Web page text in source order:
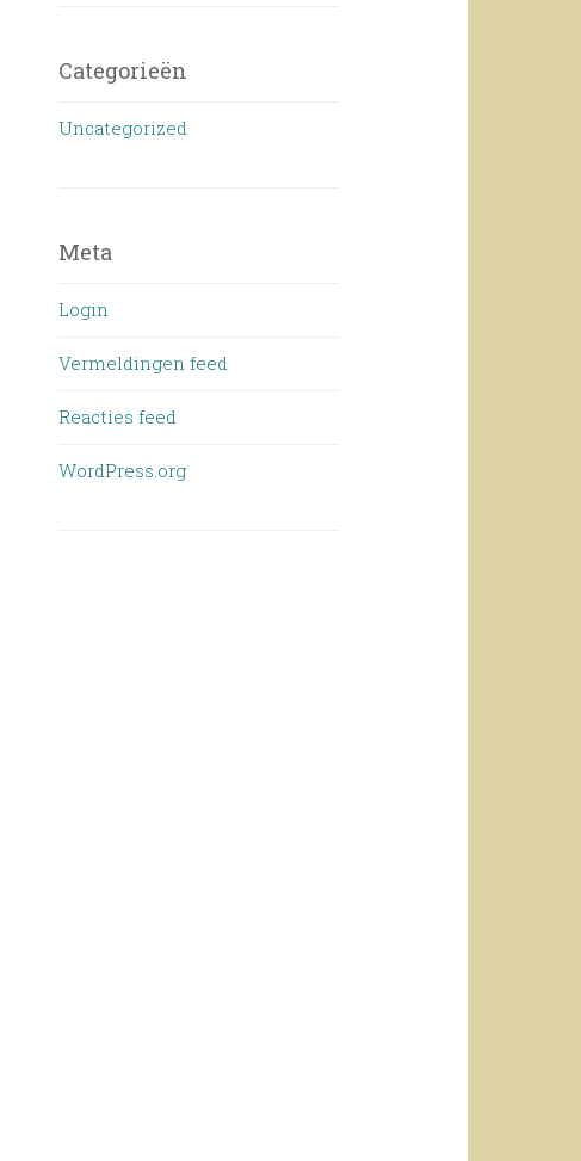
Categorieën
Uncategorized
Meta
Login
Vermeldingen feed
Reacties feed
WordPress.org